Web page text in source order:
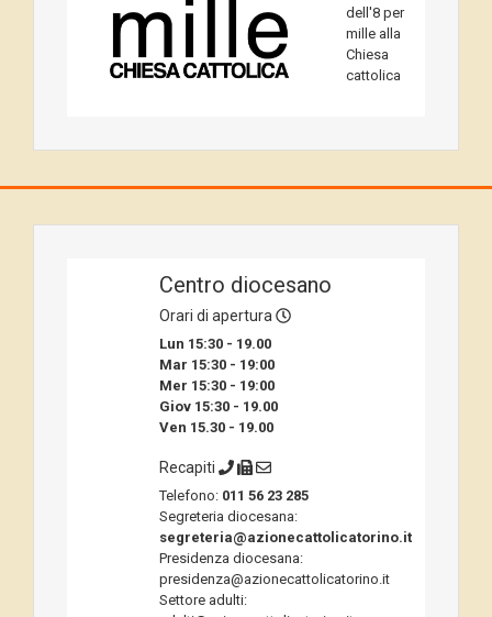
dell'8 per
mille alla
Chiesa
cattolica
Centro diocesano
Orari di apertura
Lun 15:30 - 19.00
Mar 15:30 - 19:00
Mer 15:30 - 19:00
Giov 15:30 - 19.00
Ven 15.30 - 19.00
Recapiti
Telefono: 011 56 23 285
Segreteria diocesana:
segreteria@azionecattolicatorino.it
Presidenza diocesana:
presidenza@azionecattolicatorino.it
Settore adulti: